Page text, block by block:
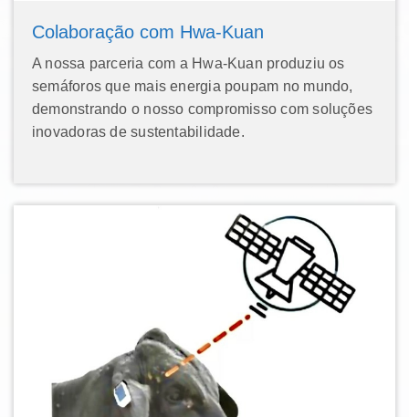
Colaboração com Hwa-Kuan
A nossa parceria com a Hwa-Kuan produziu os
semáforos que mais energia poupam no mundo,
demonstrando o nosso compromisso com soluções
inovadoras de sustentabilidade.